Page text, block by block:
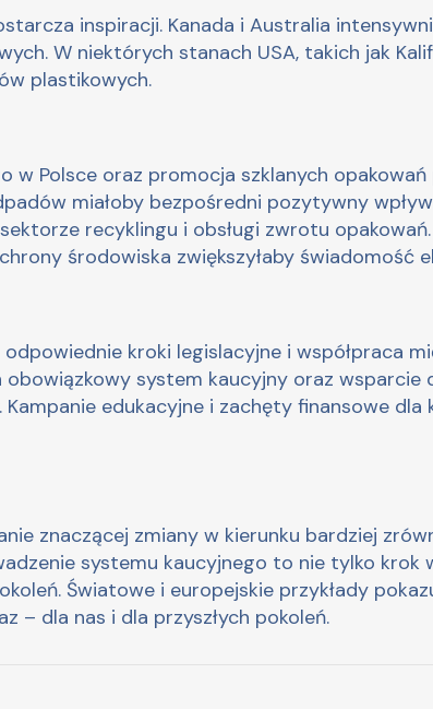
inspiracji. Kanada i Australia
W niektórych stanach USA, takich jak
plastikowych.
w Polsce oraz promocja szklanych
miałoby bezpośredni pozytywny
recyklingu i obsługi zwrotu
środowiska zwiększyłaby świadomość
kroki legislacyjne i współpraca
system kaucyjny oraz
edukacyjne i zachęty finansowe
znaczącej zmiany w kierunku bardziej
systemu kaucyjnego to nie tylko
Światowe i europejskie przykłady
– dla nas i dla przyszłych pokoleń.